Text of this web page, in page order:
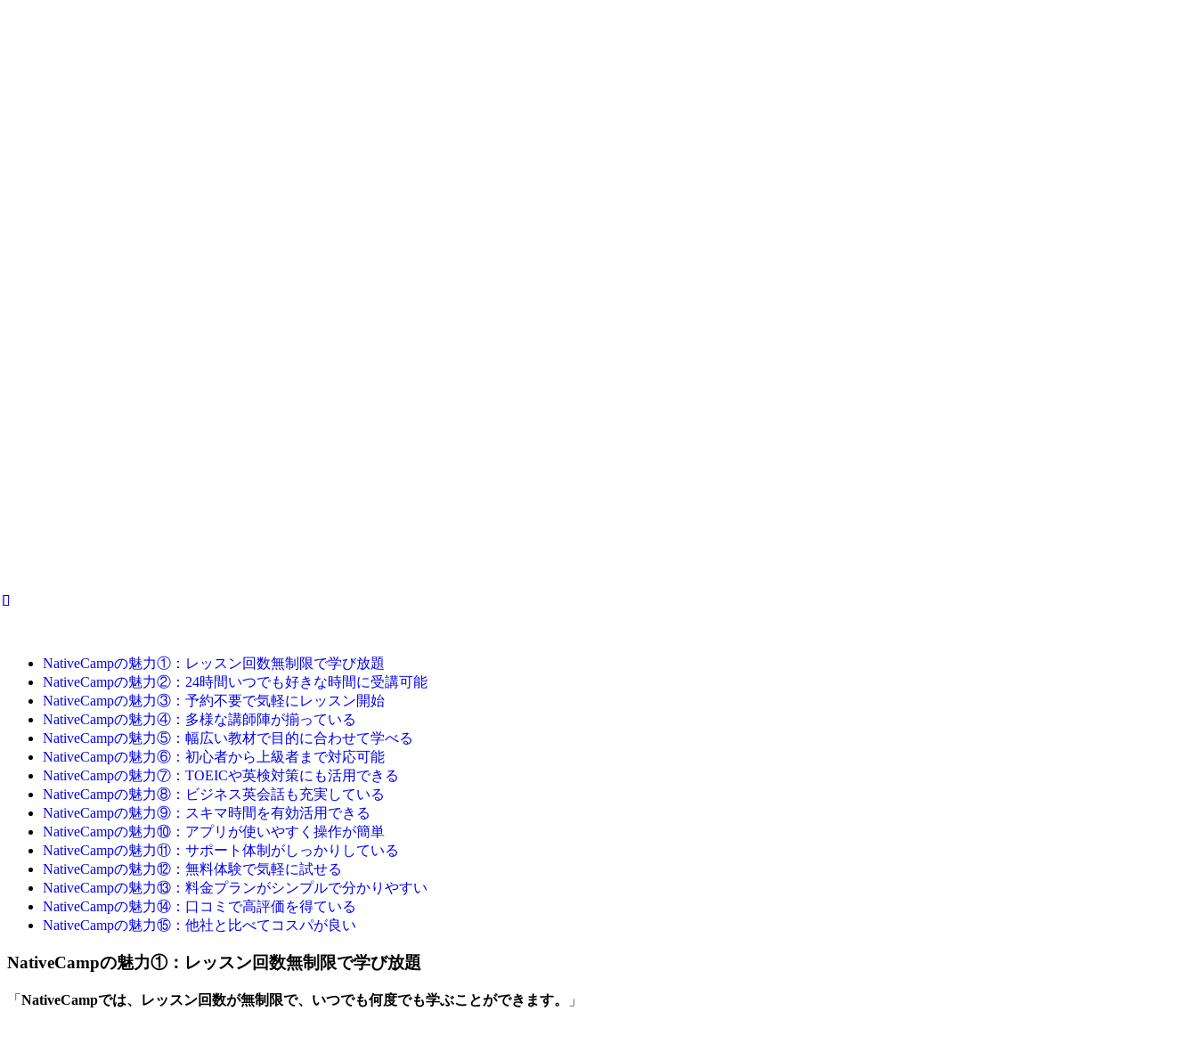
NativeCampの魅力①：レッスン回数無制限で学び放題
NativeCampの魅力②：24時間いつでも好きな時間に受講可能
NativeCampの魅力③：予約不要で気軽にレッスン開始
NativeCampの魅力④：多様な講師陣が揃っている
NativeCampの魅力⑤：幅広い教材で目的に合わせて学べる
NativeCampの魅力⑥：初心者から上級者まで対応可能
NativeCampの魅力⑦：TOEICや英検対策にも活用できる
NativeCampの魅力⑧：ビジネス英会話も充実している
NativeCampの魅力⑨：スキマ時間を有効活用できる
NativeCampの魅力⑩：アプリが使いやすく操作が簡単
NativeCampの魅力⑪：サポート体制がしっかりしている
NativeCampの魅力⑫：無料体験で気軽に試せる
NativeCampの魅力⑬：料金プランがシンプルで分かりやすい
NativeCampの魅力⑭：口コミで高評価を得ている
NativeCampの魅力⑮：他社と比べてコスパが良い
NativeCampの魅力①：レッスン回数無制限で学び放題
「 NativeCampでは、レッスン回数が無制限で、いつでも何度でも学ぶことができます。 」